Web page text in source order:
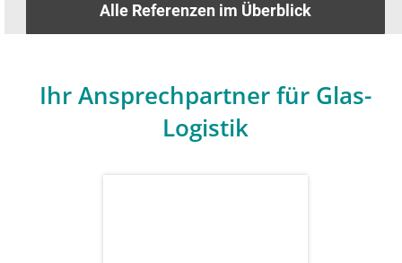
Alle Referenzen im Überblick
Ihr Ansprechpartner für Glas-
Logistik